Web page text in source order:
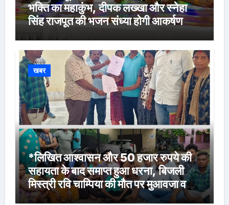
भक्ति का महाकुंभ, दीपक लख्खा और स्नेहा
सिंह राजपूत की भजन संध्या होगी आकर्षण
खबर
*लिखित आश्वासन और 50 हजार रुपये की
सहायता के बाद समाप्त हुआ धरना, बिजली
मिस्त्री रवि चाम्पिया की मौत पर मुआवजा व
नौकरी की मांग*